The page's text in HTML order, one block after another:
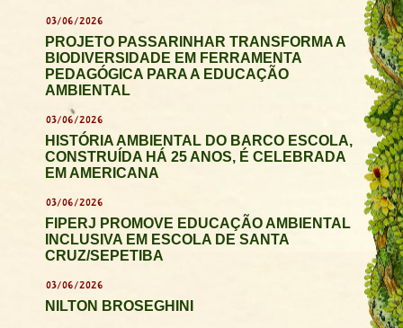
03/06/2026
PROJETO PASSARINHAR TRANSFORMA A
BIODIVERSIDADE EM FERRAMENTA
PEDAGÓGICA PARA A EDUCAÇÃO
AMBIENTAL
03/06/2026
HISTÓRIA AMBIENTAL DO BARCO ESCOLA,
CONSTRUÍDA HÁ 25 ANOS, É CELEBRADA
EM AMERICANA
03/06/2026
FIPERJ PROMOVE EDUCAÇÃO AMBIENTAL
INCLUSIVA EM ESCOLA DE SANTA
CRUZ/SEPETIBA
03/06/2026
NILTON BROSEGHINI